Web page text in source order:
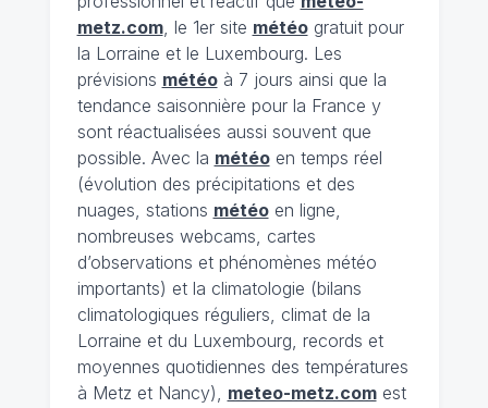
metz.com, le 1er site météogratuit pour
la Lorraine et le Luxembourg. Les
prévisions météoà 7 jours ainsi que la
tendance saisonnière pour la France y
sont réactualisées aussi souvent que
possible. Avec la météoen temps réel
(évolution des précipitations et des
nuages, stations météoen ligne,
nombreuses webcams, cartes
d’observations et phénomènes météo
importants) et la climatologie (bilans
climatologiques réguliers, climat de la
Lorraine et du Luxembourg, records et
moyennes quotidiennes des températures
à Metz et Nancy), meteo-metz.comest